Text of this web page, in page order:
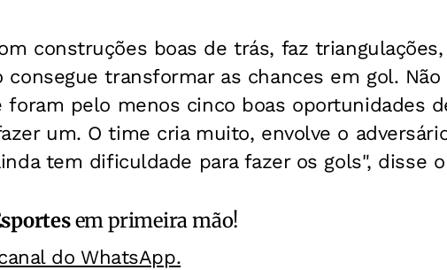
construções boas de trás, faz
consegue transformar as chances em gol.
foram pelo menos cinco boas oportunidades
um. O time cria muito, envolve o
tem dificuldade para fazer os gols", disse
em primeira mão!
do WhatsApp.